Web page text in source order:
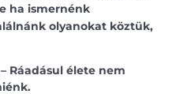
ha ismernénk
olyanokat köztük,
Ráadásul élete nem